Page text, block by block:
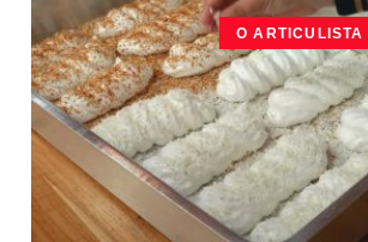
O ARTICULISTA